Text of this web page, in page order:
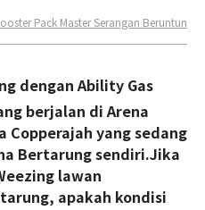
Pack Master Serangan Beruntun
dengan Ability Gas
berjalan di Arena
Copperajah yang sedang
Bertarung sendiri.Jika
lawan
apakah kondisi